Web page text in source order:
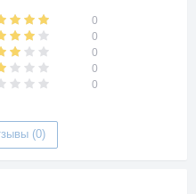
0
0
0
0
0
(0)